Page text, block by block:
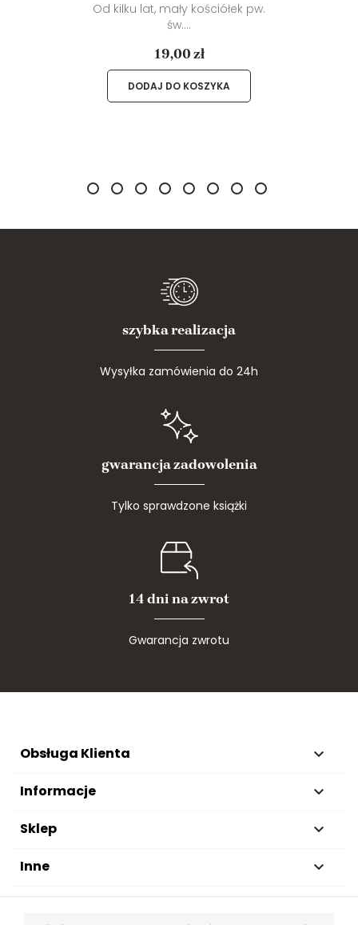
Od kilku lat, mały kościółek pw.
św....
19,00 zł
DODAJ DO KOSZYKA
szybka realizacja
Wysyłka zamówienia do 24h
gwarancja zadowolenia
Tylko sprawdzone książki
14 dni na zwrot
Gwarancja zwrotu
Obsługa Klienta 
Informacje 
Sklep 
Inne 